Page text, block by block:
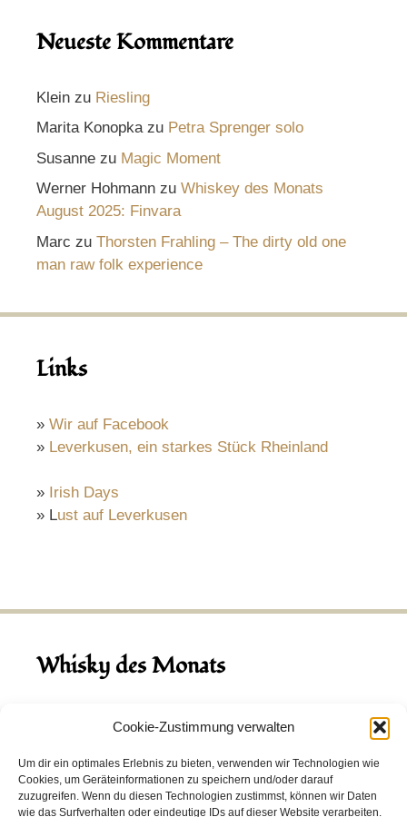
Cookie-Zustimmung verwalten
Um dir ein optimales Erlebnis zu bieten, verwenden wir Technologien wie
Cookies, um Geräteinformationen zu speichern und/oder darauf
zuzugreifen. Wenn du diesen Technologien zustimmst, können wir Daten
wie das Surfverhalten oder eindeutige IDs auf dieser Website verarbeiten.
Neueste Kommentare
Klein zu Riesling
Marita Konopkazu Petra Sprenger solo
Susanne zu Magic Moment
Werner Hohmann zu Whiskey des Monats
August 2025: Finvara
Marc zu Thorsten Frahling – The dirty old one
man raw folk experience
Links
» Wir auf Facebook
» Leverkusen, ein starkes Stück Rheinland
» Irish Days
» Lust auf Leverkusen
Whisky des Monats
August 2026
Hinch Double Wood
Destillerie:Hinch(Irland)
Single Malt, 43.0%